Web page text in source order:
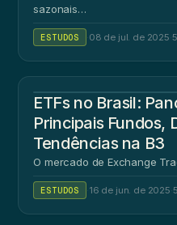
sazonais…
ESTUDOS 08 de jul. de 2025
ETFs no Brasil:
Principais Fundos,
Tendências na B3
O mercado de Exchange
ESTUDOS 16 de jun. de 2025